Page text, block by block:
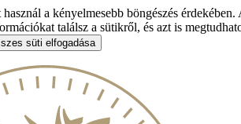
a kényelmesebb böngészés
találsz a sütikről, és azt is
süti elfogadása